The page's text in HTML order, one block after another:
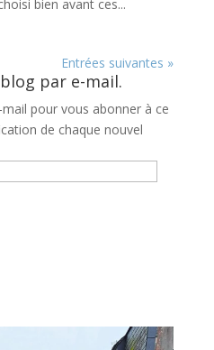
bien avant ces...
Entrées suivantes »
par e-mail.
pour vous abonner à ce
de chaque nouvel